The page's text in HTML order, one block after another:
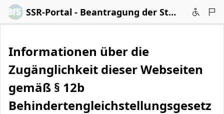
Zum Hauptinhalt wechseln
SSR-Portal - Beantragung der Strahlenschutzregisternummer
Informationen über die
Zugänglichkeit dieser Webseiten
gemäß § 12b
Behindertengleichstellungsgesetz